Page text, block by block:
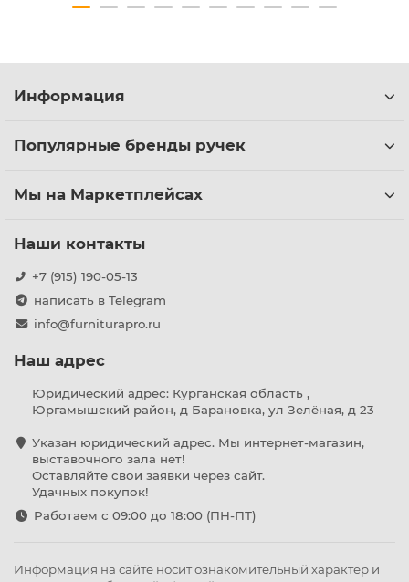
Информация
Популярные бренды ручек
Мы на Маркетплейсах
Наши контакты
+7 (915) 190-05-13
написать в Telegram
info@furniturapro.ru
Наш адрес
Юридический адрес: Курганская область ,
Юргамышский район, д Барановка, ул Зелёная, д 23
Указан юридический адрес. Мы интернет-магазин,
выставочного зала нет!
Оставляйте свои заявки через сайт.
Удачных покупок!
Работаем с 09:00 до 18:00 (ПН-ПТ)
Информация на сайте носит ознакомительный характер и